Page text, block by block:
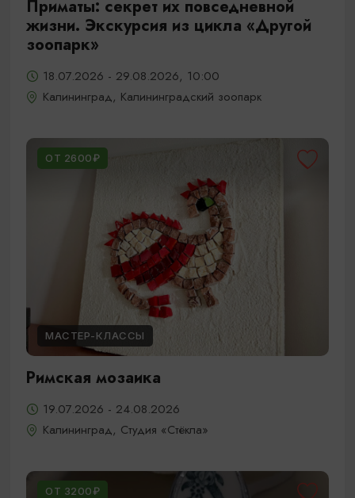
Приматы: секрет их повседневной
жизни. Экскурсия из цикла «Другой
зоопарк»
18.07.2026 - 29.08.2026, 10:00
Калининград, Калининградский зоопарк
ОТ 2600₽
МАСТЕР-КЛАССЫ
Римская мозаика
19.07.2026 - 24.08.2026
Калининград, Студия «Стёкла»
ОТ 3200₽